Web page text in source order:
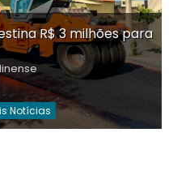
R$ 3 milhões para
Notícias